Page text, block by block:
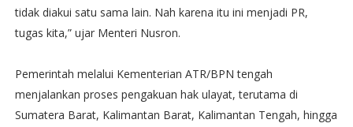
tidak diakui satu sama lain. Nah karena itu ini menjadi PR,
tugas kita,” ujar Menteri Nusron.
Pemerintah melalui Kementerian ATR/BPN tengah
menjalankan proses pengakuan hak ulayat, terutama di
Sumatera Barat, Kalimantan Barat, Kalimantan Tengah, hingga